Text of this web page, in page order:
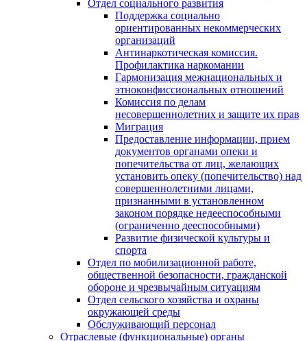
Отдел социального развития
Поддержка социально
ориентированных некоммерческих
организаций
Антинаркотическая комиссия.
Профилактика наркомании
Гармонизация межнациональных и
этноконфиссиональных отношений
Комиссия по делам
несовершеннолетних и защите их прав
Миграция
Предоставление информации, прием
документов органами опеки и
попечительства от лиц, желающих
установить опеку (попечительство) над
совершеннолетними лицами,
признанными в установленном
законом порядке недееспособными
(ограниченно дееспособными)
Развитие физической культуры и
спорта
Отдел по мобилизационной работе,
общественной безопасности, гражданской
оборонe и чрезвычайным ситуациям
Отдел сельского хозяйства и охраны
окружающей среды
Обслуживающий персонал
Отраслевые (функциональные) органы